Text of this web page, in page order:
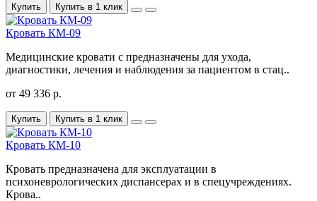
Купить Купить в 1 клик
Кровать КМ-09
Медицинские кровати с предназначены для ухода,
диагностики, лечения и наблюдения за пациентом в стац..
от 49 336 р.
Купить Купить в 1 клик
Кровать КМ-10
Кровать предназначена для эксплуатации в
психоневрологических диспансерах и в спецучреждениях.
Крова..